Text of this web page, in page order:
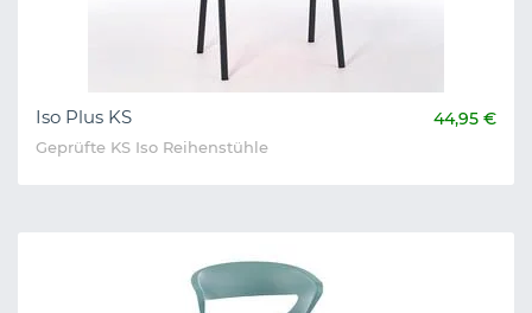
Iso Plus KS 44,95 €
Geprüfte KS Iso Reihenstühle